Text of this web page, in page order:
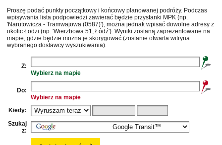
Proszę podać punkty początkowy i końcowy planowanej podróży. Podczas
wpisywania lista podpowiedzi zawierać będzie przystanki MPK (np.
'Narutowicza - Tramwajowa (0587)'), można jednak wpisać dowolne adresy z
okolic Łodzi (np. 'Wierzbowa 51, Łódź'). Wyniki zostaną zaprezentowane na
mapie, gdzie będzie można je skorygować (zostanie otwarta witryna
wybranego dostawcy wyszukiwania).
Z:
Wybierz na mapie
Do:
Wybierz na mapie
Kiedy:
Szukaj
z: